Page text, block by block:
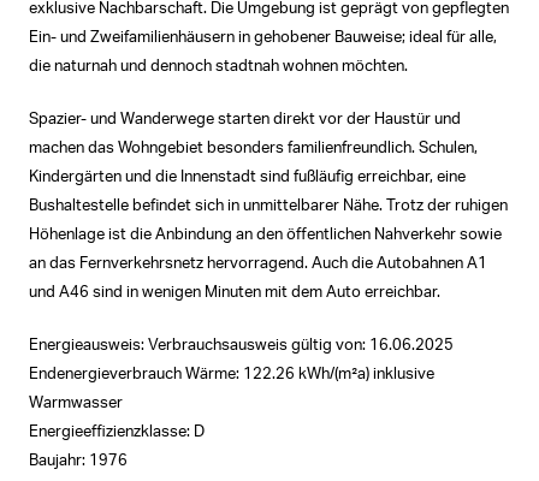
exklusive Nachbarschaft. Die Umgebung ist geprägt von gepflegten
Ein- und Zweifamilienhäusern in gehobener Bauweise; ideal für alle,
die naturnah und dennoch stadtnah wohnen möchten.
Spazier- und Wanderwege starten direkt vor der Haustür und
machen das Wohngebiet besonders familienfreundlich. Schulen,
Kindergärten und die Innenstadt sind fußläufig erreichbar, eine
Bushaltestelle befindet sich in unmittelbarer Nähe. Trotz der ruhigen
Höhenlage ist die Anbindung an den öffentlichen Nahverkehr sowie
an das Fernverkehrsnetz hervorragend. Auch die Autobahnen A1
und A46 sind in wenigen Minuten mit dem Auto erreichbar.
Energieausweis: Verbrauchsausweis gültig von: 16.06.2025
Endenergieverbrauch Wärme: 122.26 kWh/(m²a) inklusive
Warmwasser
Energieeffizienzklasse: D
Baujahr: 1976